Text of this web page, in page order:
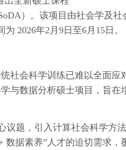
）。该项目由社会学及
为 2026年2月9日至6月15日。
社会科学训练已难以全面应
与数据分析硕士项目，旨在
议题，引入计算社会科学方
据素养”人才的迫切需求，